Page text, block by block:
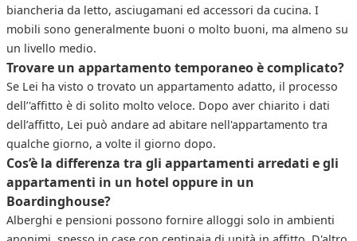
biancheria da letto, asciugamani ed accessori da cucina. I
mobili sono generalmente buoni o molto buoni, ma almeno su
un livello medio.
Trovare un appartamento temporaneo è complicato?
Se Lei ha visto o trovato un appartamento adatto, il processo
dell’'affitto è di solito molto veloce. Dopo aver chiarito i dati
dell’affitto, Lei può andare ad abitare nell'appartamento tra
qualche giorno, a volte il giorno dopo.
Cos’è la differenza tra gli appartamenti arredati e gli
appartamenti in un hotel oppure in un
Boardinghouse?
Alberghi e pensioni possono fornire alloggi solo in ambienti